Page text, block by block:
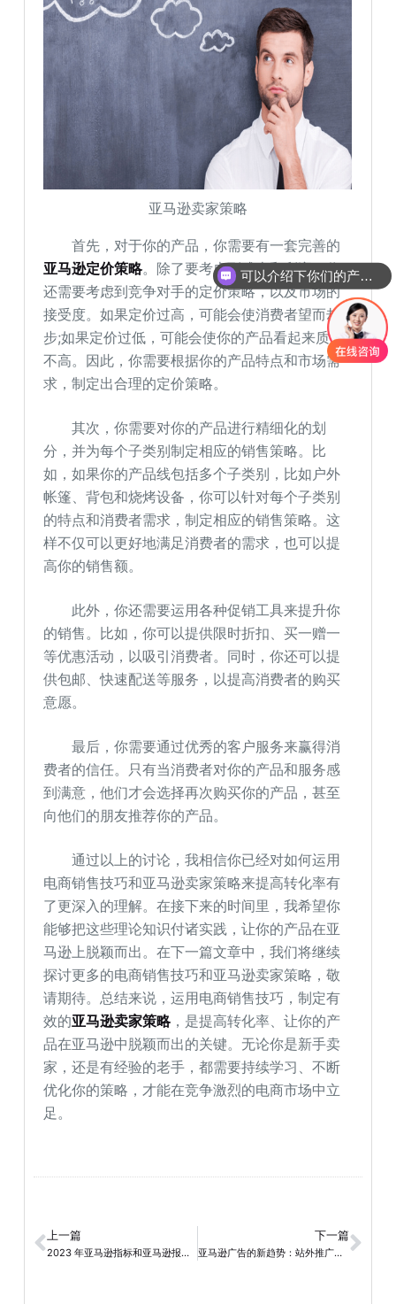
亚马逊卖家策略
首先，对于你的产品，你需要有一套完善的
亚马逊定价策略。除了要考虑到成本和利润，你
还需要考虑到竞争对手的定价策略，以及市场的
接受度。如果定价过高，可能会使消费者望而却
步;如果定价过低，可能会使你的产品看起来质量
不高。因此，你需要根据你的产品特点和市场需
求，制定出合理的定价策略。
其次，你需要对你的产品进行精细化的划
分，并为每个子类别制定相应的销售策略。比
如，如果你的产品线包括多个子类别，比如户外
帐篷、背包和烧烤设备，你可以针对每个子类别
的特点和消费者需求，制定相应的销售策略。这
样不仅可以更好地满足消费者的需求，也可以提
高你的销售额。
此外，你还需要运用各种促销工具来提升你
的销售。比如，你可以提供限时折扣、买一赠一
等优惠活动，以吸引消费者。同时，你还可以提
供包邮、快速配送等服务，以提高消费者的购买
意愿。
最后，你需要通过优秀的客户服务来赢得消
费者的信任。只有当消费者对你的产品和服务感
到满意，他们才会选择再次购买你的产品，甚至
向他们的朋友推荐你的产品。
通过以上的讨论，我相信你已经对如何运用
电商销售技巧和亚马逊卖家策略来提高转化率有
了更深入的理解。在接下来的时间里，我希望你
能够把这些理论知识付诸实践，让你的产品在亚
马逊上脱颖而出。在下一篇文章中，我们将继续
探讨更多的电商销售技巧和亚马逊卖家策略，敬
请期待。总结来说，运用电商销售技巧，制定有
效的亚马逊卖家策略，是提高转化率、让你的产
品在亚马逊中脱颖而出的关键。无论你是新手卖
家，还是有经验的老手，都需要持续学习、不断
优化你的策略，才能在竞争激烈的电商市场中立
足。
上一篇
2023 年亚马逊指标和亚马逊报告卖家指南（上）
下一篇
亚马逊广告的新趋势：站外推广和红人视频
你们是怎么收费的呢